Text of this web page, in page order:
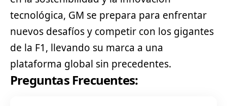
tecnológica, GM se prepara para enfrentar
nuevos desafíos y competir con los gigantes
de la F1, llevando su marca a una
plataforma global sin precedentes.
Preguntas Frecuentes: